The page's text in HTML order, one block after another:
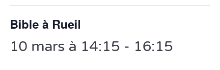
Bible à Rueil
10 mars à 14:15 - 16:15